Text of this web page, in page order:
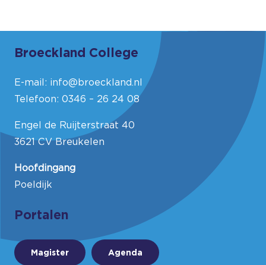
Broeckland College
E-mail: info@broeckland.nl
Telefoon: 0346 – 26 24 08
Engel de Ruijterstraat 40
3621 CV Breukelen
Hoofdingang
Poeldijk
Portalen
Magister Agenda